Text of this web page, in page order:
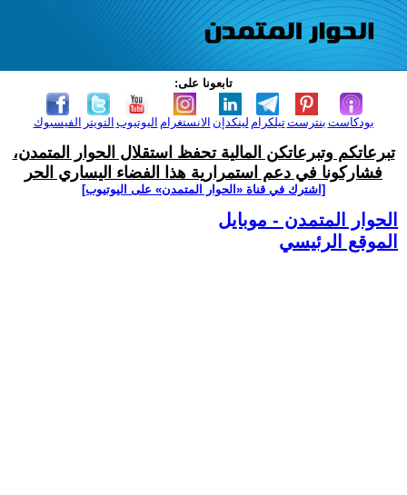
تابعونا على:
الفيسبوك التويتر اليوتيوب الانستغرام لينكدإن تيلكرامبنترست بودكاست
تبرعاتكم وتبرعاتكن المالية تحفظ استقلال الحوار المتمدن،
فشاركونا في دعم استمرارية هذا الفضاء اليساري الحر
[اشترك في قناة ‫«الحوار المتمدن» على اليوتيوب]
الحوار المتمدن - موبايل
الموقع الرئيسي